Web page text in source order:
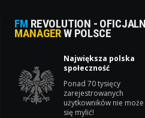
FM REVOLUTION -
MANAGERW POLSCE
Największa polska
społeczność
Ponad 70 tysięcy
zarejestrowanych
użytkowników nie może
się mylić!